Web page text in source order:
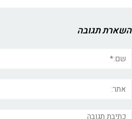
השארת תגובה
תגובה